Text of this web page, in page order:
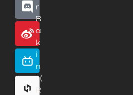
r
B
a
k
i
n
（
R